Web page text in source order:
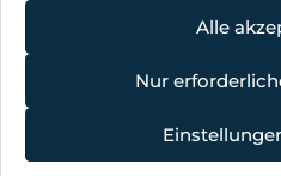
Alle
Nur
Vertrag widerrufen
Hinweis zur